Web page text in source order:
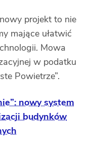
projekt to nie
mające ułatwić
Mowa
w podatku
Powietrze”.
nowy system
budynków